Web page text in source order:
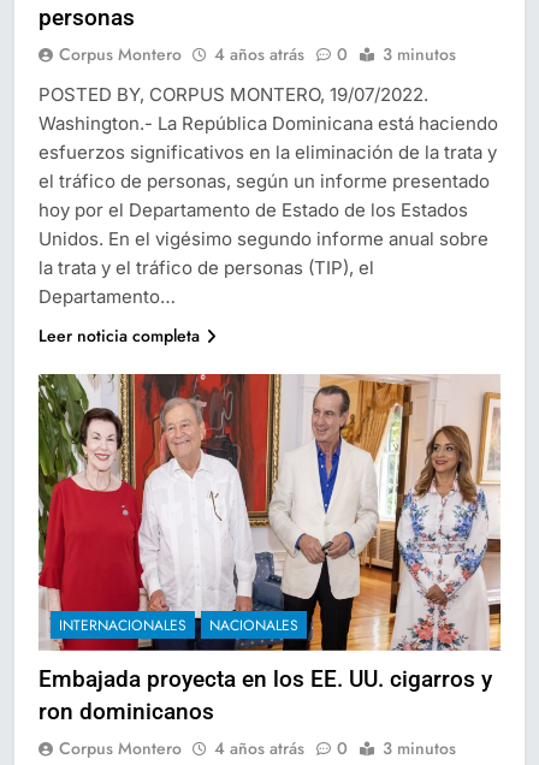
personas
Corpus Montero 4 años atrás 0 3 minutos
POSTED BY, CORPUS MONTERO, 19/07/2022.
Washington.- La República Dominicana está haciendo
esfuerzos significativos en la eliminación de la trata y
el tráfico de personas, según un informe presentado
hoy por el Departamento de Estado de los Estados
Unidos. En el vigésimo segundo informe anual sobre
la trata y el tráfico de personas (TIP), el
Departamento…
Leer noticia completa
INTERNACIONALES NACIONALES
Embajada proyecta en los EE. UU. cigarros y
ron dominicanos
Corpus Montero 4 años atrás 0 3 minutos